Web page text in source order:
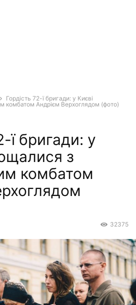
Гордість 72-ї бригади: у Києві
комбатом Андрієм Верхоглядом (фото)
ї бригади: у
з
комбатом
32375